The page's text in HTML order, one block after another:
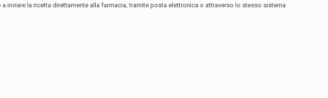
la ricetta direttamente alla farmacia, tramite posta elettronica o attraverso lo stesso sistema